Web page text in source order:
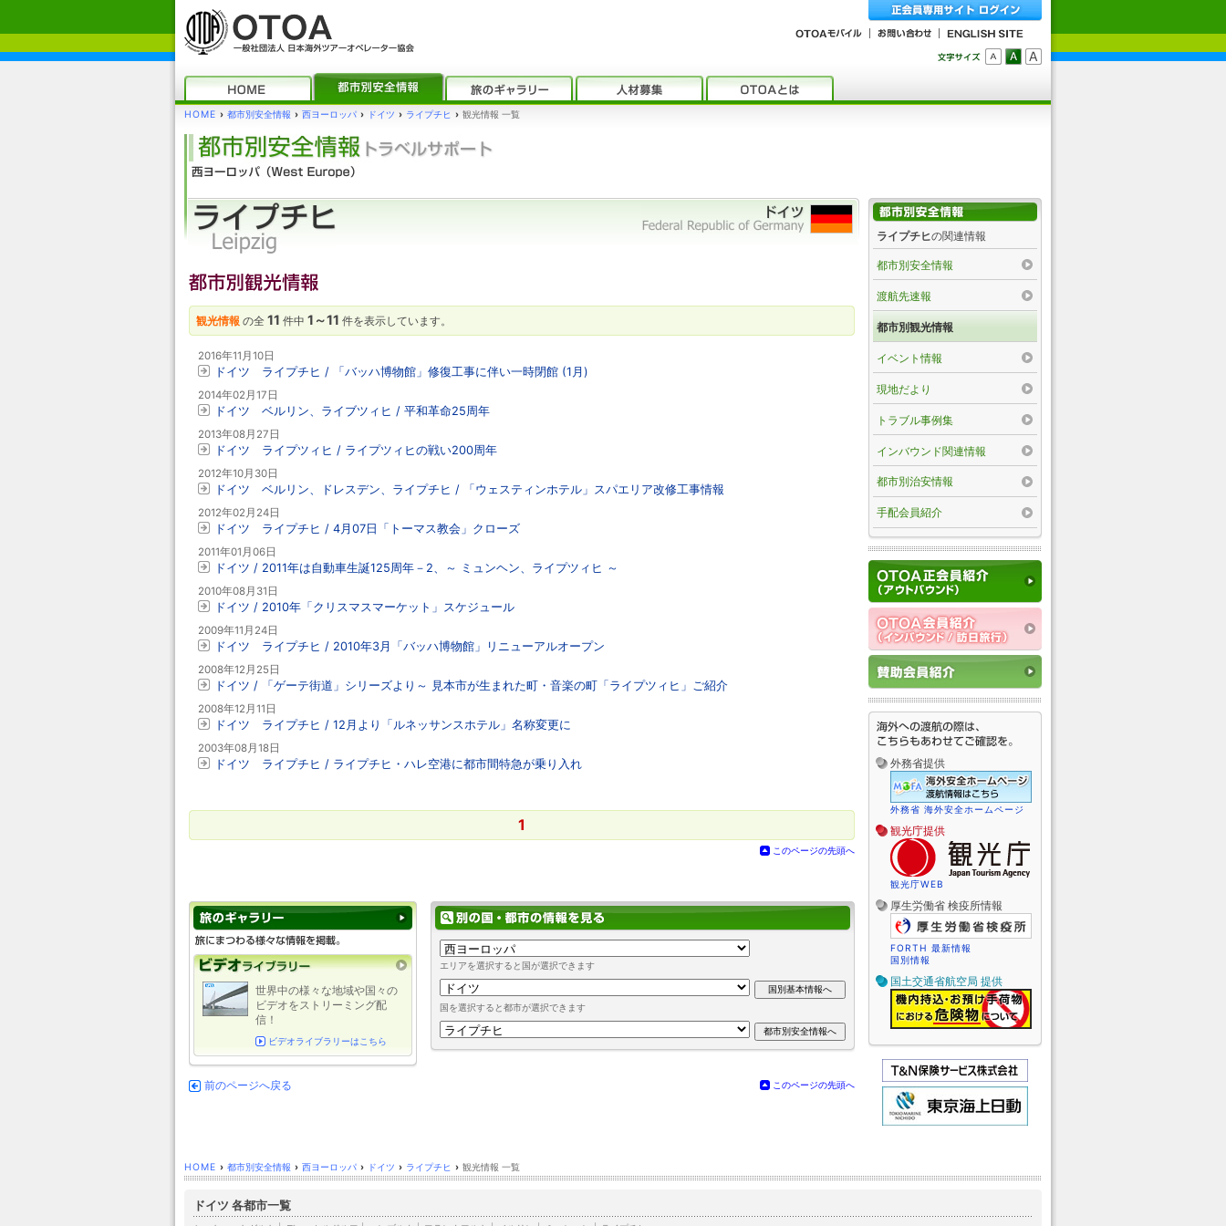
HOME › 都市別安全情報 › 西ヨーロッパ › ドイツ › ライプチヒ › 観光情報 一覧
観光情報 の全 11 件中 1～11 件を表示しています。
2016年11月10日
ドイツ ライプチヒ / 「バッハ博物館」修復工事に伴い一時閉館 (1月)
2014年02月17日
ドイツ ベルリン、ライブツィヒ / 平和革命25周年
2013年08月27日
ドイツ ライプツィヒ / ライプツィヒの戦い200周年
2012年10月30日
ドイツ ベルリン、ドレスデン、ライプチヒ / 「ウェスティンホテル」スパエリア改修工事情報
2012年02月24日
ドイツ ライプチヒ / 4月07日「トーマス教会」クローズ
2011年01月06日
ドイツ / 2011年は自動車生誕125周年－2、～ ミュンヘン、ライプツィヒ ～
2010年08月31日
ドイツ / 2010年「クリスマスマーケット」スケジュール
2009年11月24日
ドイツ ライプチヒ / 2010年3月「バッハ博物館」リニューアルオープン
2008年12月25日
ドイツ / 「ゲーテ街道」シリーズより～ 見本市が生まれた町・音楽の町「ライプツィヒ」ご紹介
2008年12月11日
ドイツ ライプチヒ / 12月より「ルネッサンスホテル」名称変更に
2003年08月18日
ドイツ ライプチヒ / ライプチヒ・ハレ空港に都市間特急が乗り入れ
1
このページの先頭へ
エリアを選択すると国が選択できます
国を選択すると都市が選択できます
世界中の様々な地域や国々の
ビデオをストリーミング配
信！
ビデオライブラリーはこちら
前のページへ戻る このページの先頭へ
ライプチヒの関連情報
都市別安全情報
渡航先速報
都市別観光情報
イベント情報
現地だより
トラブル事例集
インバウンド関連情報
都市別治安情報
手配会員紹介
外務省提供
外務省 海外安全ホームページ
観光庁提供
観光庁WEB
厚生労働省 検疫所情報
FORTH 最新情報
国別情報
国土交通省航空局 提供
HOME › 都市別安全情報 › 西ヨーロッパ › ドイツ › ライプチヒ › 観光情報 一覧
ドイツ 各都市一覧